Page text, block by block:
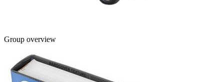
Group overview